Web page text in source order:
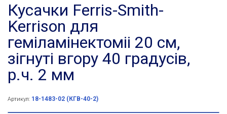
Кусачки Ferris-Smith-
Kerrison для
геміламінектоміі 20 см,
зігнуті вгору 40 градусів,
р.ч. 2 мм
Артикул: 18-1483-02 (КГВ-40-2)